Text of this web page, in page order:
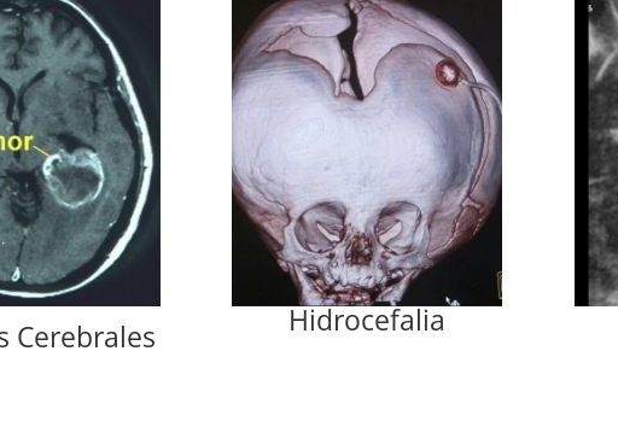
Cerebrales Hidrocefalia